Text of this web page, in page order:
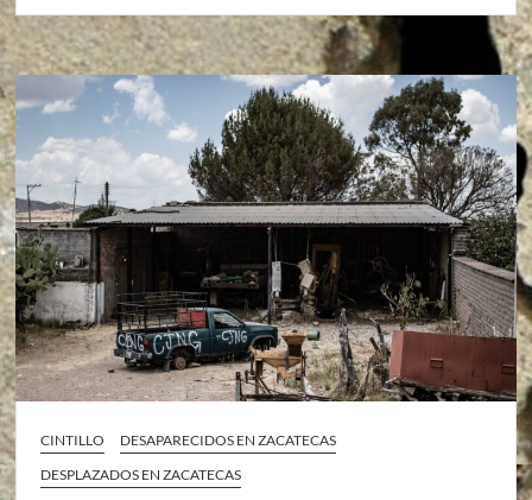
CINTILLO
DESAPARECIDOS EN ZACATECAS
DESPLAZADOS EN ZACATECAS